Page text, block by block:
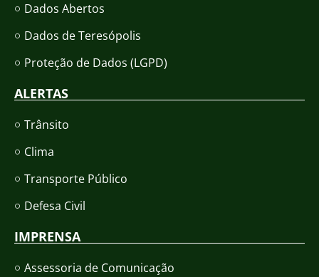
Dados Abertos
Dados de Teresópolis
Proteção de Dados (LGPD)
ALERTAS
Trânsito
Clima
Transporte Público
Defesa Civil
IMPRENSA
Assessoria de Comunicação